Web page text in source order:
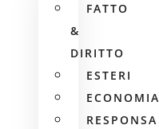
FATTO
&
DIRITTO
ESTERI
ECONOMIA
RESPONSA